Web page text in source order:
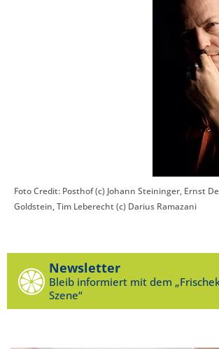
Foto Credit: Posthof (c) Johann Steininger, Ernst
Goldstein, Tim Leberecht (c) Darius Ramazani
Newsletter
Bleib informiert mit dem
Szene“